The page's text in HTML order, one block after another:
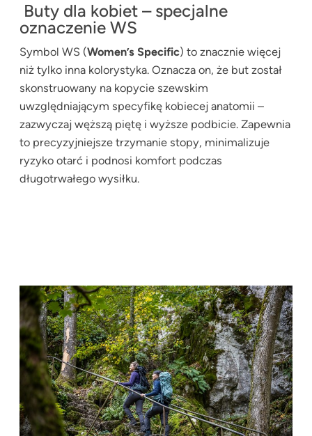
Buty dla kobiet – specjalne
oznaczenie WS
Symbol WS (Women’s Specific) to znacznie więcej
niż tylko inna kolorystyka. Oznacza on, że but został
skonstruowany na kopycie szewskim
uwzględniającym specyfikę kobiecej anatomii –
zazwyczaj węższą piętę i wyższe podbicie. Zapewnia
to precyzyjniejsze trzymanie stopy, minimalizuje
ryzyko otarć i podnosi komfort podczas
długotrwałego wysiłku.